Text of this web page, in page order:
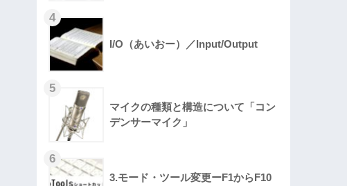
I/O（あいおー）／Input/Output
マイクの種類と構造について「コン
デンサーマイク」
3.モード・ツール変更ーF1からF10